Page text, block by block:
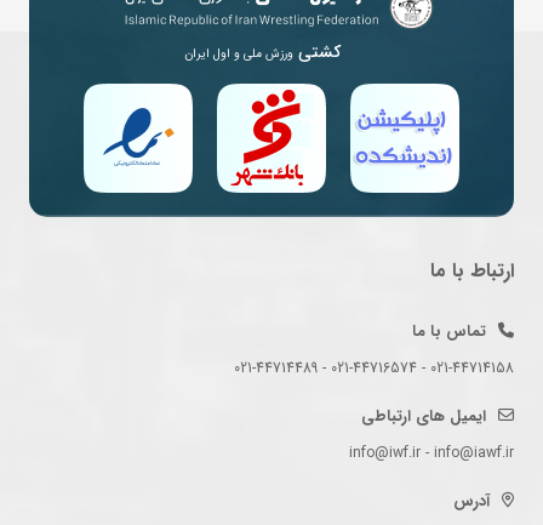
کشتی ورزش ملی و اول ایران
ارتباط با ما
تماس با ما
021-44714158 - 021-44716574 - 021-44714489
ایمیل های ارتباطی
info@iwf.ir - info@iawf.ir
آدرس